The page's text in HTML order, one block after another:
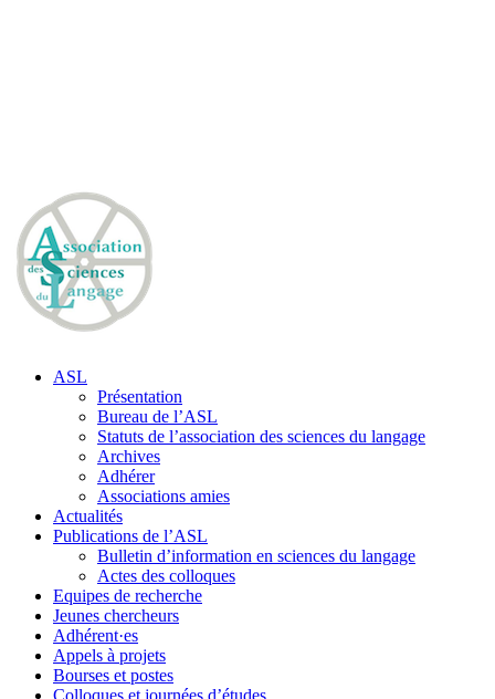
ASL
Présentation
Bureau de l’ASL
Statuts de l’association des sciences du langage
Archives
Adhérer
Associations amies
Actualités
Publications de l’ASL
Bulletin d’information en sciences du langage
Actes des colloques
Equipes de recherche
Jeunes chercheurs
Adhérent·es
Appels à projets
Bourses et postes
Colloques et journées d’études